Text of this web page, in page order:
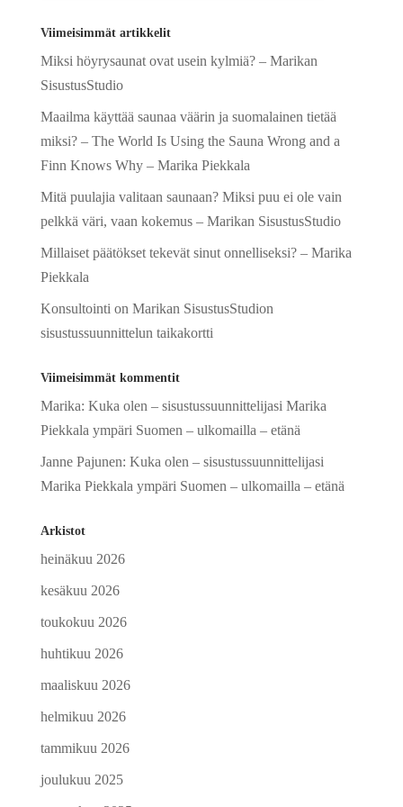
i
v
e
:
Viimeisimmät artikkelit
Miksi höyrysaunat ovat usein kylmiä? – Marikan
SisustusStudio
Maailma käyttää saunaa väärin ja suomalainen tietää
miksi? – The World Is Using the Sauna Wrong and a
Finn Knows Why – Marika Piekkala
Mitä puulajia valitaan saunaan? Miksi puu ei ole vain
pelkkä väri, vaan kokemus – Marikan SisustusStudio
Millaiset päätökset tekevät sinut onnelliseksi? – Marika
Piekkala
Konsultointi on Marikan SisustusStudion
sisustussuunnittelun taikakortti
Viimeisimmät kommentit
Marika: Kuka olen – sisustussuunnittelijasi Marika
Piekkala ympäri Suomen – ulkomailla – etänä
Janne Pajunen: Kuka olen – sisustussuunnittelijasi
Marika Piekkala ympäri Suomen – ulkomailla – etänä
Arkistot
heinäkuu 2026
kesäkuu 2026
toukokuu 2026
huhtikuu 2026
maaliskuu 2026
helmikuu 2026
tammikuu 2026
joulukuu 2025